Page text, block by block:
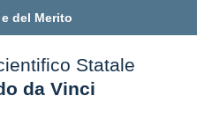
del Merito
Statale
da Vinci